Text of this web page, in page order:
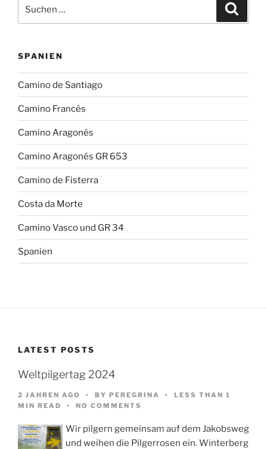
nach:
SPANIEN
Camino de Santiago
Camino Francés
Camino Aragonés
Camino Aragonés GR 653
Camino de Fisterra
Costa da Morte
Camino Vasco und GR 34
Spanien
LATEST POSTS
Weltpilgertag 2024
2 JAHREN AGO BY PEREGRINA
LESS THAN 1
MIN READ
NO COMMENTS
Wir pilgern gemeinsam auf dem Jakobsweg
und weihen die Pilgerrosen ein. Winterberg